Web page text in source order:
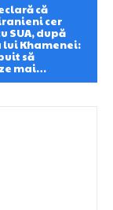
că
cer
SUA, după
Khamenei:
să
mai…